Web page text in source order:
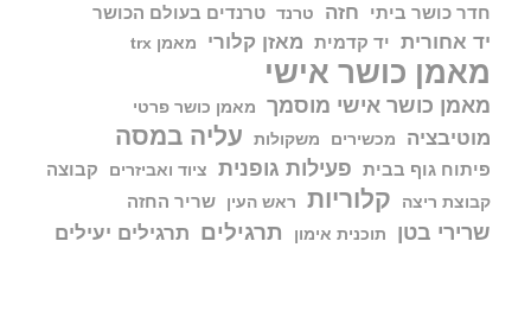
חדר כושר ביתי חזה טרנד טרנדים בעולם הכושר
יד אחורית יד קדמית מאזן קלורי מאמן trx
מאמן כושר אישי
מאמן כושר אישי מוסמך מאמן כושר פרטי
מוטיבציה מכשירים משקולות עליה במסה
פיתוח גוף בבית פעילות גופנית ציוד ואביזרים קבוצה
קבוצת ריצה קלוריות ראש העין שריר החזה
שרירי בטן תוכנית אימון תרגילים תרגילים יעילים